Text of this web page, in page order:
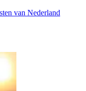
van Nederland